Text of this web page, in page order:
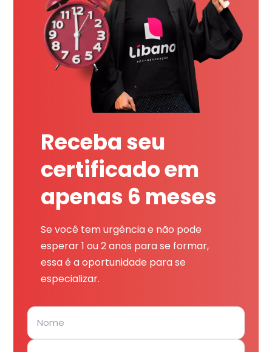
Receba seu
certificado em
apenas 6 meses
Se você tem urgência e não pode
esperar 1 ou 2 anos para se formar,
essa é a oportunidade para se
especializar.